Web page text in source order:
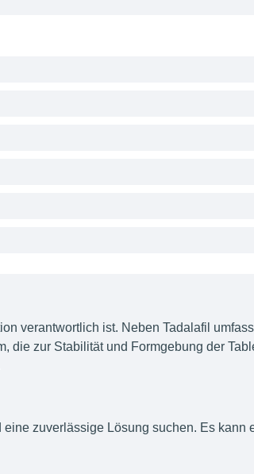
verantwortlich ist. Neben Tadalafil
die zur Stabilität und Formgebung der
zuverlässige Lösung suchen. Es kann